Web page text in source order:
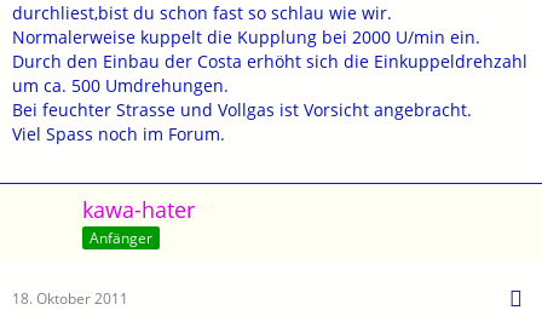
durchliest,bist du schon fast so schlau wie wir.
Normalerweise kuppelt die Kupplung bei 2000 U/min ein.
Durch den Einbau der Costa erhöht sich die Einkuppeldrehzahl
um ca. 500 Umdrehungen.
Bei feuchter Strasse und Vollgas ist Vorsicht angebracht.
Viel Spass noch im Forum.
kawa-hater
Anfänger
18. Oktober 2011